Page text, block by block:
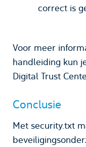
correct is
Voor meer
handleiding kun
Digital Trust
Conclusie
Met security.txt